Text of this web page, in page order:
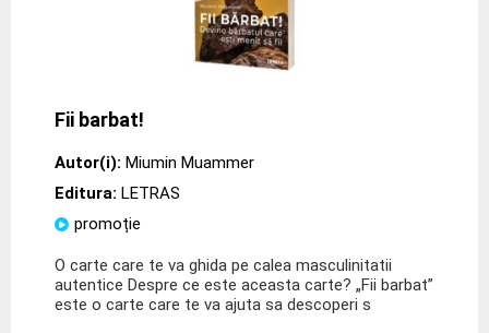
Fii barbat!
Autor(i): Miumin Muammer
Editura: LETRAS
promoție
O carte care te va ghida pe calea masculinitatii
autentice Despre ce este aceasta carte? „Fii barbat”
este o carte care te va ajuta sa descoperi s